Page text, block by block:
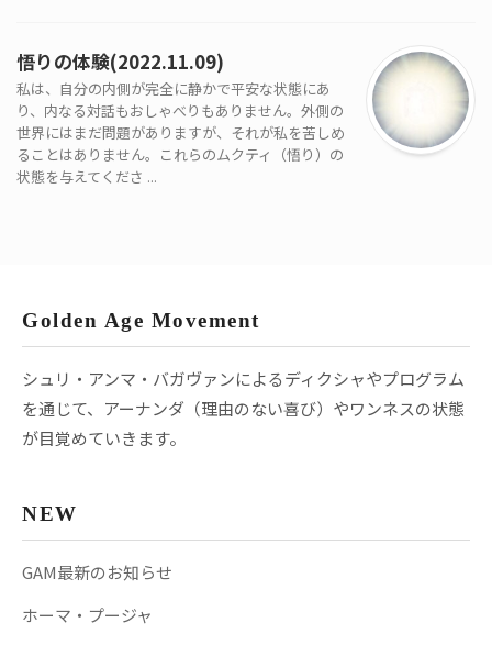
悟りの体験(2022.11.09)
私は、自分の内側が完全に静かで平安な状態にあ
り、内なる対話もおしゃべりもありません。外側の
世界にはまだ問題がありますが、それが私を苦しめ
ることはありません。これらのムクティ（悟り）の
状態を与えてくださ ...
Golden Age Movement
シュリ・アンマ・バガヴァンによるディクシャやプログラム
を通じて、アーナンダ（理由のない喜び）やワンネスの状態
が目覚めていきます。
NEW
GAM最新のお知らせ
ホーマ・プージャ